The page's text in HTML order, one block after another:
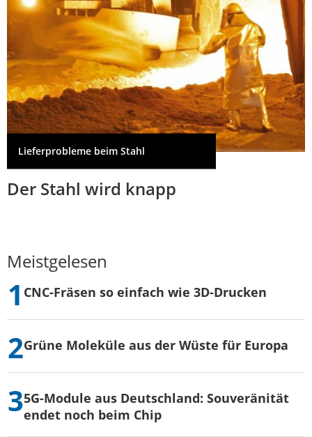
Lieferprobleme beim Stahl
Der Stahl wird knapp
Meistgelesen
CNC-Fräsen so einfach wie 3D-Drucken
Grüne Moleküle aus der Wüste für Europa
5G-Module aus Deutschland: Souveränität
endet noch beim Chip